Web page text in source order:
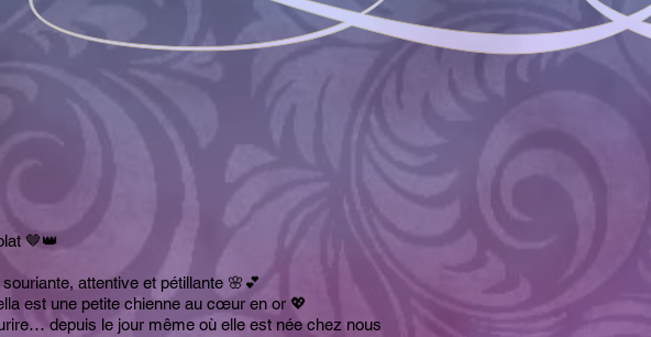
🤎👑
attentive et pétillante 🌸💕
est une petite chienne au cœur en or 💖
depuis le jour même où elle est née chez nous